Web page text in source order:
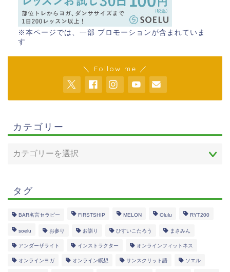
※本ページでは、一部 プロモーションが含まれていま
す
＼ Follow me ／
カテゴリー
タグ
BAR名言セラピー FIRSTSHIP MELON Olulu RYT200
soelu お参り お詣り ひすいこたろう まさみん
アンダーザライト インストラクター オンラインフィットネス
オンラインヨガ オンライン瞑想 サンスクリット語 ソエル